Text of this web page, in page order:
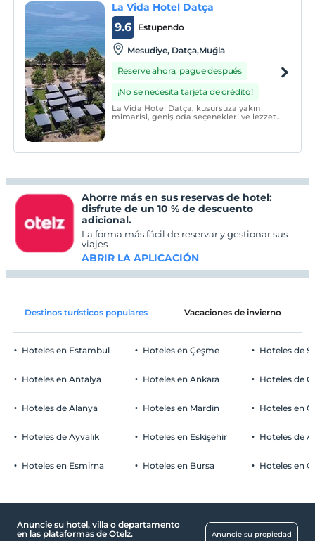
La Vida Hotel Datça
Estupendo
9.6
Mesudiye, Datça,Muğla
Reserve ahora, pague después
¡No se necesita tarjeta de crédito!
La Vida Hotel Datça, kusursuza yakın
mimarisi, geniş oda seçenekleri ve lezzetli
Ahorre más en sus reservas de hotel:
disfrute de un 10 % de descuento
adicional.
La forma más fácil de reservar y gestionar sus
viajes
ABRIR LA APLICACIÓN
Destinos turísticos populares Vacaciones de invierno
Hoteles en Estambul
Hoteles en Antalya
Hoteles de Alanya
Hoteles de Ayvalık
Hoteles en Esmirna
Hoteles en Çeşme
Hoteles en Ankara
Hoteles en Mardin
Hoteles en Eskişehir
Hoteles en Bursa
Hoteles de
Hoteles de
Hoteles en
Hoteles de
Hoteles en
Anuncie su hotel, villa o departamento
en las plataformas de Otelz.
Anuncie su propiedad